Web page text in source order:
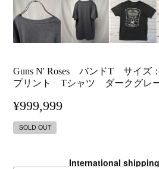
Guns N' Roses バンドT サイ
プリント Tシャツ ダークグレ
¥999,999
SOLD OUT
International